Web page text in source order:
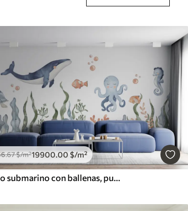
.67$/m²19900 .00 $/m²
Mundo submarino con ballenas, pulpos y tortugas